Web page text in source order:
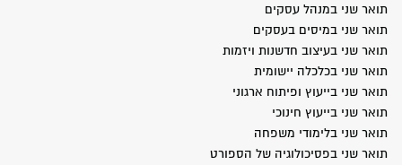
תואר שני במנהל עסקים
תואר שני במיסים בעסקים
תואר שני בעיצוב חדשנות ויזמות
תואר שני בכלכלה יישומית
תואר שני בייעוץ ופיתוח ארגוני
תואר שני בייעוץ חינוכי
תואר שני בלימודי משפחה
תואר שני בפסיכולוגיה של הספורט